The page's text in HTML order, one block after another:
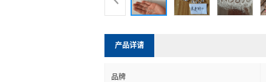
产品详请
品牌